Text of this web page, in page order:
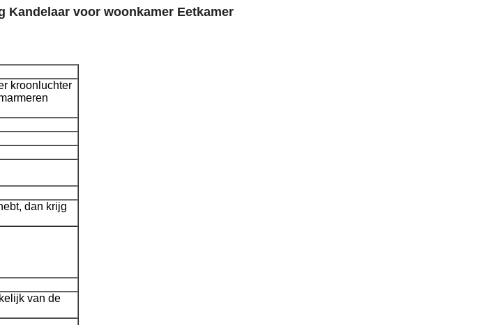
Kandelaar voor woonkamer Eetkamer
kroonluchter
dan krijg
van de